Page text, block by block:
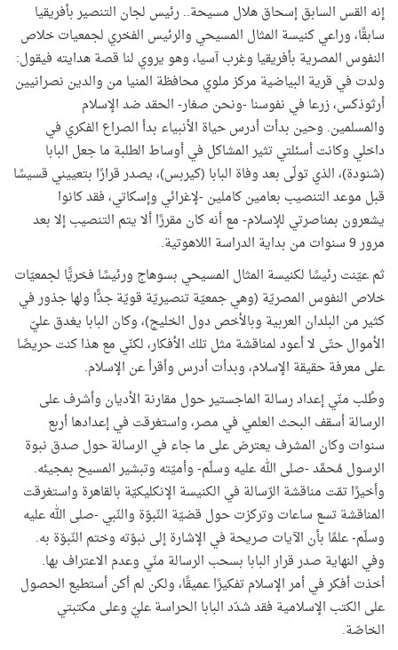
إنه القس السابق إسحاق هلال مسيحة.. رئيس لجان التنصير بأفريقيا
سابقًا، وراعي كنيسة المثال المسيحي والرئيس الفخري لجمعيات خلاص
النفوس المصرية بأفريقيا وغرب آسيا، وهو يروي لنا قصة هدايته فيقول:
ولدت في قرية البياضية مركز ملوي محافظة المنيا من والدين نصرانيين
أرثوذكس، زرعا في نفوسنا -ونحن صغار- الحقد ضد الإسلام
والمسلمين. وحين بدأت أدرس حياة الأنبياء بدأ الصراع الفكري في
داخلي وكانت أسئلتي تثير المشاكل في أوساط الطلبة ما جعل البابا
(شنودة)، الذي تولّى بعد وفاة البابا (كيربس)، يصدر قرارًا بتعييني قسيسًا
قبل موعد التنصيب بعامين كاملين -لإغرائي وإسكاتي، فقد كانوا
يشعرون بمناصرتي للإسلام- مع أنه كان مقررًا ألا يتم التنصيب إلا بعد
مرور 9 سنوات من بداية الدراسة اللاهوتية.
ثم عيّنت رئيسًا لكنيسة المثال المسيحي بسوهاج ورئيسًا فخريًّا لجمعيّات
خلاص النفوس المصريّة (وهي جمعيّة تنصيريّة قويّة جدًّا ولها جذور في
كثير من البلدان العربية وبالأخص دول الخليج)، وكان البابا يغدق عليّ
الأموال حتّى لا أعود لمناقشة مثل تلك الأفكار، لكنّي مع هذا كنت حريصًا
على معرفة حقيقة الإسلام، وبدأت أدرس وأقرأ عن الإسلام.
وطُلب منّي إعداد رسالة الماجستير حول مقارنة الأديان وأشرف على
الرسالة أسقف البحث العلمي في مصر، واستغرقت في إعدادها أربع
سنوات وكان المشرف يعترض على ما جاء في الرسالة حول صدق نبوة
الرسول مُحمَّد -صلى الله عليه وسلّم- وأميّته وتبشير المسيح بمجيئه.
وأخيرًا تمّت مناقشة الرّسالة في الكنيسة الإنكليكيّة بالقاهرة واستغرقت
المناقشة تسع ساعات وتركزت حول قضيّة النّبوّة والنّبي -صلى الله عليه
وسلّم- علمًا بأن الآيات صريحة في الإشارة إلى نبوّته وختم النّبوّة به.
وفي النهاية صدر قرار البابا بسحب الرسالة منّي وعدم الاعتراف بها.
أخذت أفكر في أمر الإسلام تفكيرًا عميقًا، ولكن لم أكن أستطيع الحصول
على الكتب الإسلامية فقد شدّد البابا الحراسة عليّ وعلى مكتبتي
الخاصّة.